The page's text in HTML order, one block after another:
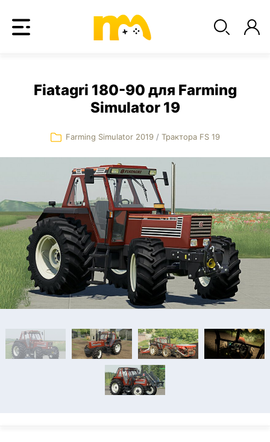
Fiatagri 180-90 для Farming
Simulator 19
Farming Simulator 2019 / Трактора FS 19